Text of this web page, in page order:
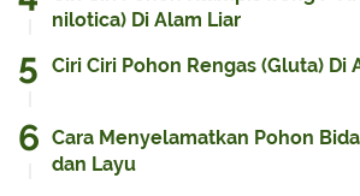
nilotica) Di Alam Liar
Ciri Ciri Pohon Rengas (Gluta) Di
Cara Menyelamatkan Pohon
dan Layu